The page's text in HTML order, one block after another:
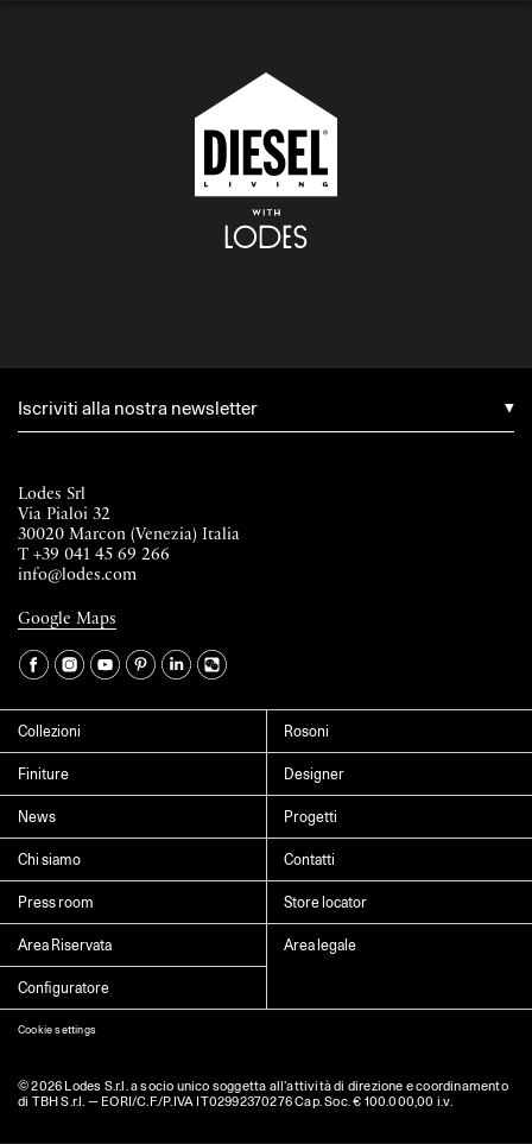
Iscriviti alla nostra newsletter
La tua occupazione è
Seleziona il paese ►
newsletter
Cliccando su “Invia” dichiaro di aver letto e accettato l’informativa Privacy
Lodes Srl
Via Pialoi 32
30020 Marcon (Venezia) Italia
T +39 041 45 69 266
info@lodes.com
Google Maps
Collezioni Rosoni
Finiture Designer
News Progetti
Chi siamo Contatti
Press room Store locator
Area Riservata Area legale
Configuratore
Cookie settings
© 2026 Lodes S.r.l. a socio unico soggetta all’attività di direzione e coordinamento
di TBH S.r.l. — EORI/C.F./P.IVA IT02992370276 Cap. Soc. € 100.000,00 i.v.